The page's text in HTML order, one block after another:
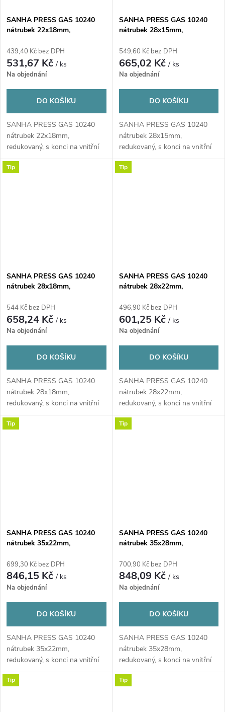
SANHA PRESS GAS 10240
nátrubek 22x18mm,
lisování, plyn, měď
439,40 Kč bez DPH
531,67 Kč/ ks
Na objednání
DO KOŠÍKU
SANHA PRESS GAS 10240
nátrubek 22x18mm,
redukovaný, s konci na vnitřní
lisování, plyn, měď
SANHA PRESS GAS 10240
nátrubek 28x15mm,
lisování, plyn, měď
549,60 Kč bez DPH
665,02 Kč/ ks
Na objednání
DO KOŠÍKU
SANHA PRESS GAS 10240
nátrubek 28x15mm,
redukovaný, s konci na vnitřní
lisování, plyn, měď
Tip
SANHA PRESS GAS 10240
nátrubek 28x18mm,
lisování, plyn, měď
544 Kč bez DPH
658,24 Kč/ ks
Na objednání
DO KOŠÍKU
SANHA PRESS GAS 10240
nátrubek 28x18mm,
redukovaný, s konci na vnitřní
lisování, plyn, měď
Tip
SANHA PRESS GAS 10240
nátrubek 28x22mm,
lisování, plyn, měď
496,90 Kč bez DPH
601,25 Kč/ ks
Na objednání
DO KOŠÍKU
SANHA PRESS GAS 10240
nátrubek 28x22mm,
redukovaný, s konci na vnitřní
lisování, plyn, měď
Tip
SANHA PRESS GAS 10240
nátrubek 35x22mm,
lisování, plyn, měď
699,30 Kč bez DPH
846,15 Kč/ ks
Na objednání
DO KOŠÍKU
SANHA PRESS GAS 10240
nátrubek 35x22mm,
redukovaný, s konci na vnitřní
lisování, plyn, měď
Tip
SANHA PRESS GAS 10240
nátrubek 35x28mm,
lisování, plyn, měď
700,90 Kč bez DPH
848,09 Kč/ ks
Na objednání
DO KOŠÍKU
SANHA PRESS GAS 10240
nátrubek 35x28mm,
redukovaný, s konci na vnitřní
lisování, plyn, měď
Tip Tip